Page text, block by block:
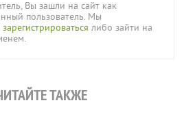
Вы зашли на сайт как
пользователь. Мы
зарегистрироваться либо зайти на
ТАКЖЕ